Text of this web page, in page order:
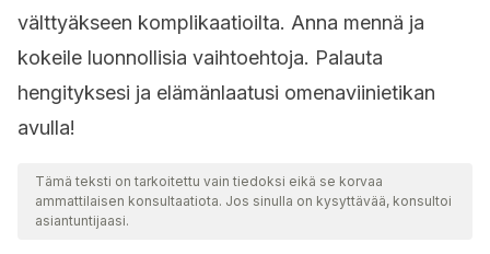
välttyäkseen komplikaatioilta. Anna mennä ja
kokeile luonnollisia vaihtoehtoja. Palauta
hengityksesi ja elämänlaatusi omenaviinietikan
avulla!
Tämä teksti on tarkoitettu vain tiedoksi eikä se korvaa
ammattilaisen konsultaatiota. Jos sinulla on kysyttävää, konsultoi
asiantuntijaasi.